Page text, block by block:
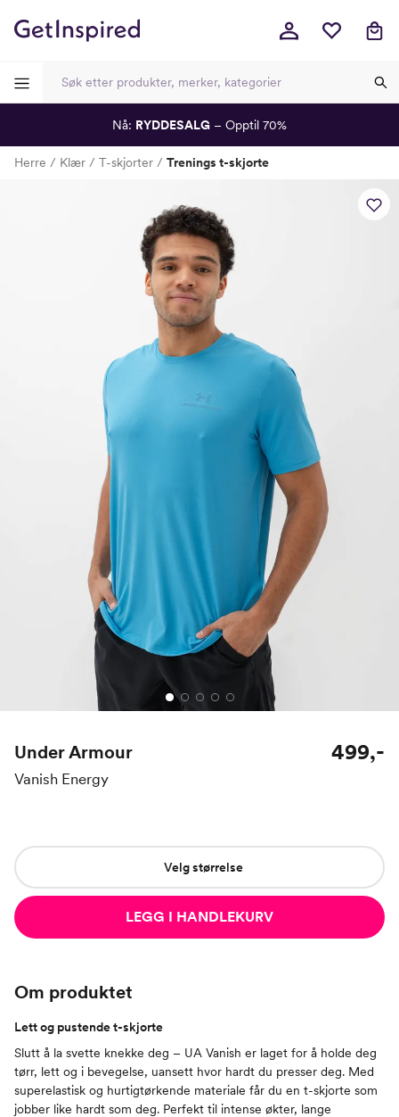
Herre Klær T-skjorter Trenings t-skjorte
Under Armour
Vanish Energy
499,-
Velg størrelse
LEGG I HANDLEKURV
Om produktet
Lett og pustende t-skjorte
Slutt å la svette knekke deg – UA Vanish er laget for å holde deg
tørr, lett og i bevegelse, uansett hvor hardt du presser deg. Med
superelastisk og hurtigtørkende materiale får du en t-skjorte som
jobber like hardt som deg. Perfekt til intense økter, lange
Nå: RYDDESALG – Opptil 70%
-
-
-
-